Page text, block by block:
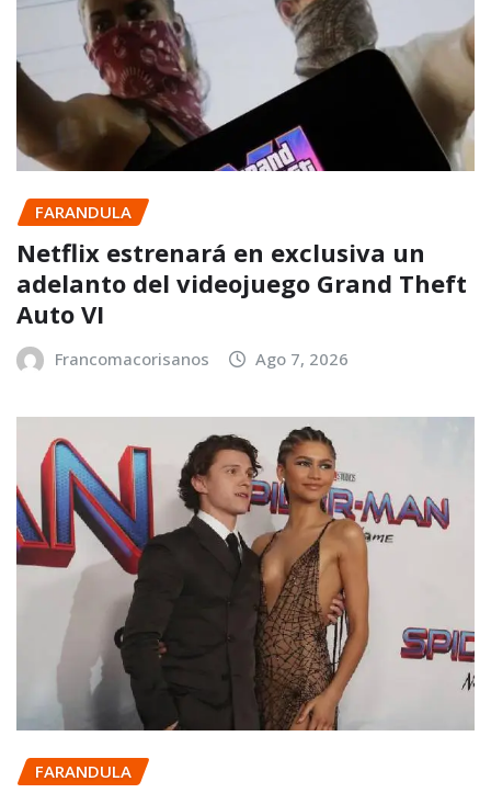
FARANDULA
Netflix estrenará en exclusiva un
adelanto del videojuego Grand Theft
Auto VI
Francomacorisanos Ago 7, 2026
FARANDULA